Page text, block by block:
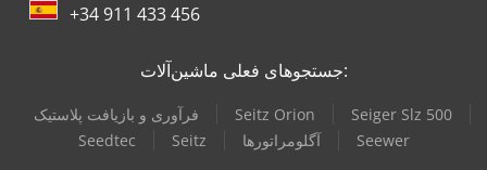
+34 911 433 456
جستجوهای فعلی ماشین‌آلات:
فرآوری و بازیافت پلاستیک Seitz Orion
Seiger Slz 500
Seedtec
Seitz آگلومراتورها Seewer